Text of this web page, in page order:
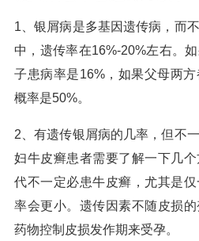
1、银屑病是多基因遗传病，而
中，遗传率在16%-20%左右。
子患病率是16%，如果父母两
概率是50%。
2、有遗传银屑病的几率，但不
妇牛皮癣患者需要了解一下几
代不一定必患牛皮癣，尤其是
率会更小。遗传因素不随皮损
药物控制皮损发作期来受孕。